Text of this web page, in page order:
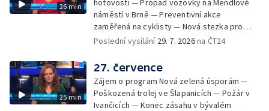
podporu paliativní péče
26 min
hotovosti — Propad vozovky na Mendlově
náměstí v Brně — Preventivní akce
zaměřená na cyklisty — Nová stezka pro
cyklisty na Zlínsku — Letecká linka mezi
pozorovat zatmění Slunce — Den AČFK na
Letní filmové škole — Milan Uhde slaví 90 let
— Rekonstrukce vojenského srubu
Poslední vysílání 29. 7. 2026na ČT24
25 min
27. července
Zájem o program Nová zelená úsporám —
Poškozená trolej ve Šlapanicích — Požár v
Ivančicích — Konec zásahu v bývalém